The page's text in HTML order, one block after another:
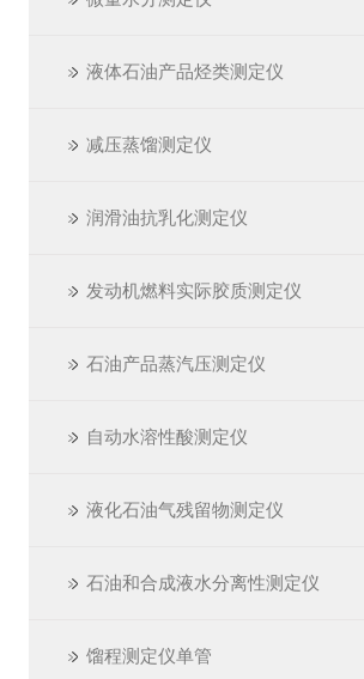
液体石油产品烃类测定仪
减压蒸馏测定仪
润滑油抗乳化测定仪
发动机燃料实际胶质测定仪
石油产品蒸汽压测定仪
自动水溶性酸测定仪
液化石油气残留物测定仪
石油和合成液水分离性测定仪
馏程测定仪单管